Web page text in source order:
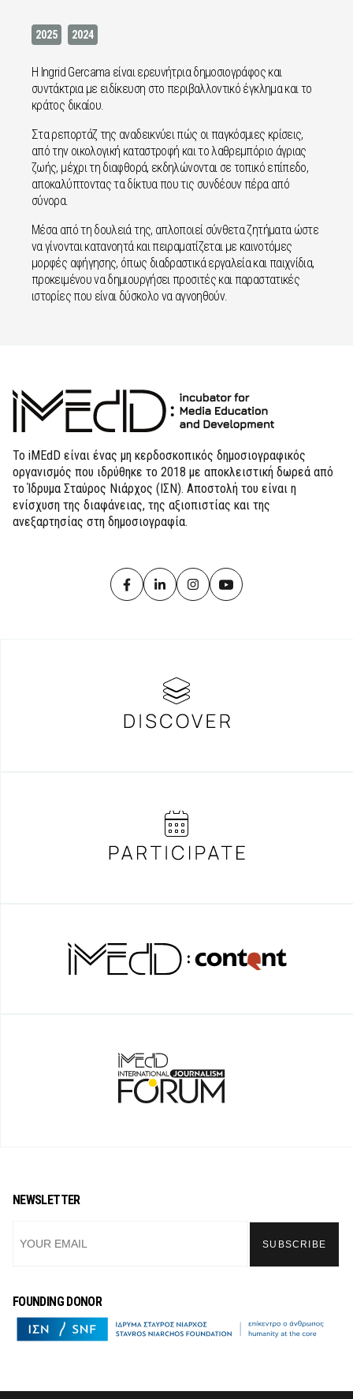
2025 2024
Η Ingrid Gercama είναι ερευνήτρια δημοσιογράφος και
συντάκτρια με ειδίκευση στο περιβαλλοντικό έγκλημα και το
κράτος δικαίου.
Στα ρεπορτάζ της αναδεικνύει πώς οι παγκόσμιες κρίσεις,
από την οικολογική καταστροφή και το λαθρεμπόριο άγριας
ζωής, μέχρι τη διαφθορά, εκδηλώνονται σε τοπικό επίπεδο,
αποκαλύπτοντας τα δίκτυα που τις συνδέουν πέρα από
σύνορα.
Μέσα από τη δουλειά της, απλοποιεί σύνθετα ζητήματα ώστε
να γίνονται κατανοητά και πειραματίζεται με καινοτόμες
μορφές αφήγησης, όπως διαδραστικά εργαλεία και παιχνίδια,
προκειμένου να δημιουργήσει προσιτές και παραστατικές
ιστορίες που είναι δύσκολο να αγνοηθούν.
Το iMEdD είναι ένας μη κερδοσκοπικός δημοσιογραφικός
οργανισμός που ιδρύθηκε το 2018 με αποκλειστική δωρεά από
το Ίδρυμα Σταύρος Νιάρχος (ΙΣΝ). Αποστολή του είναι η
ενίσχυση της διαφάνειας, της αξιοπιστίας και της
ανεξαρτησίας στη δημοσιογραφία.
FOUNDING DONOR
NEWSLETTER